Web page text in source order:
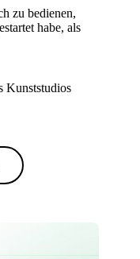
zu bedienen,
habe, als
Kunststudios